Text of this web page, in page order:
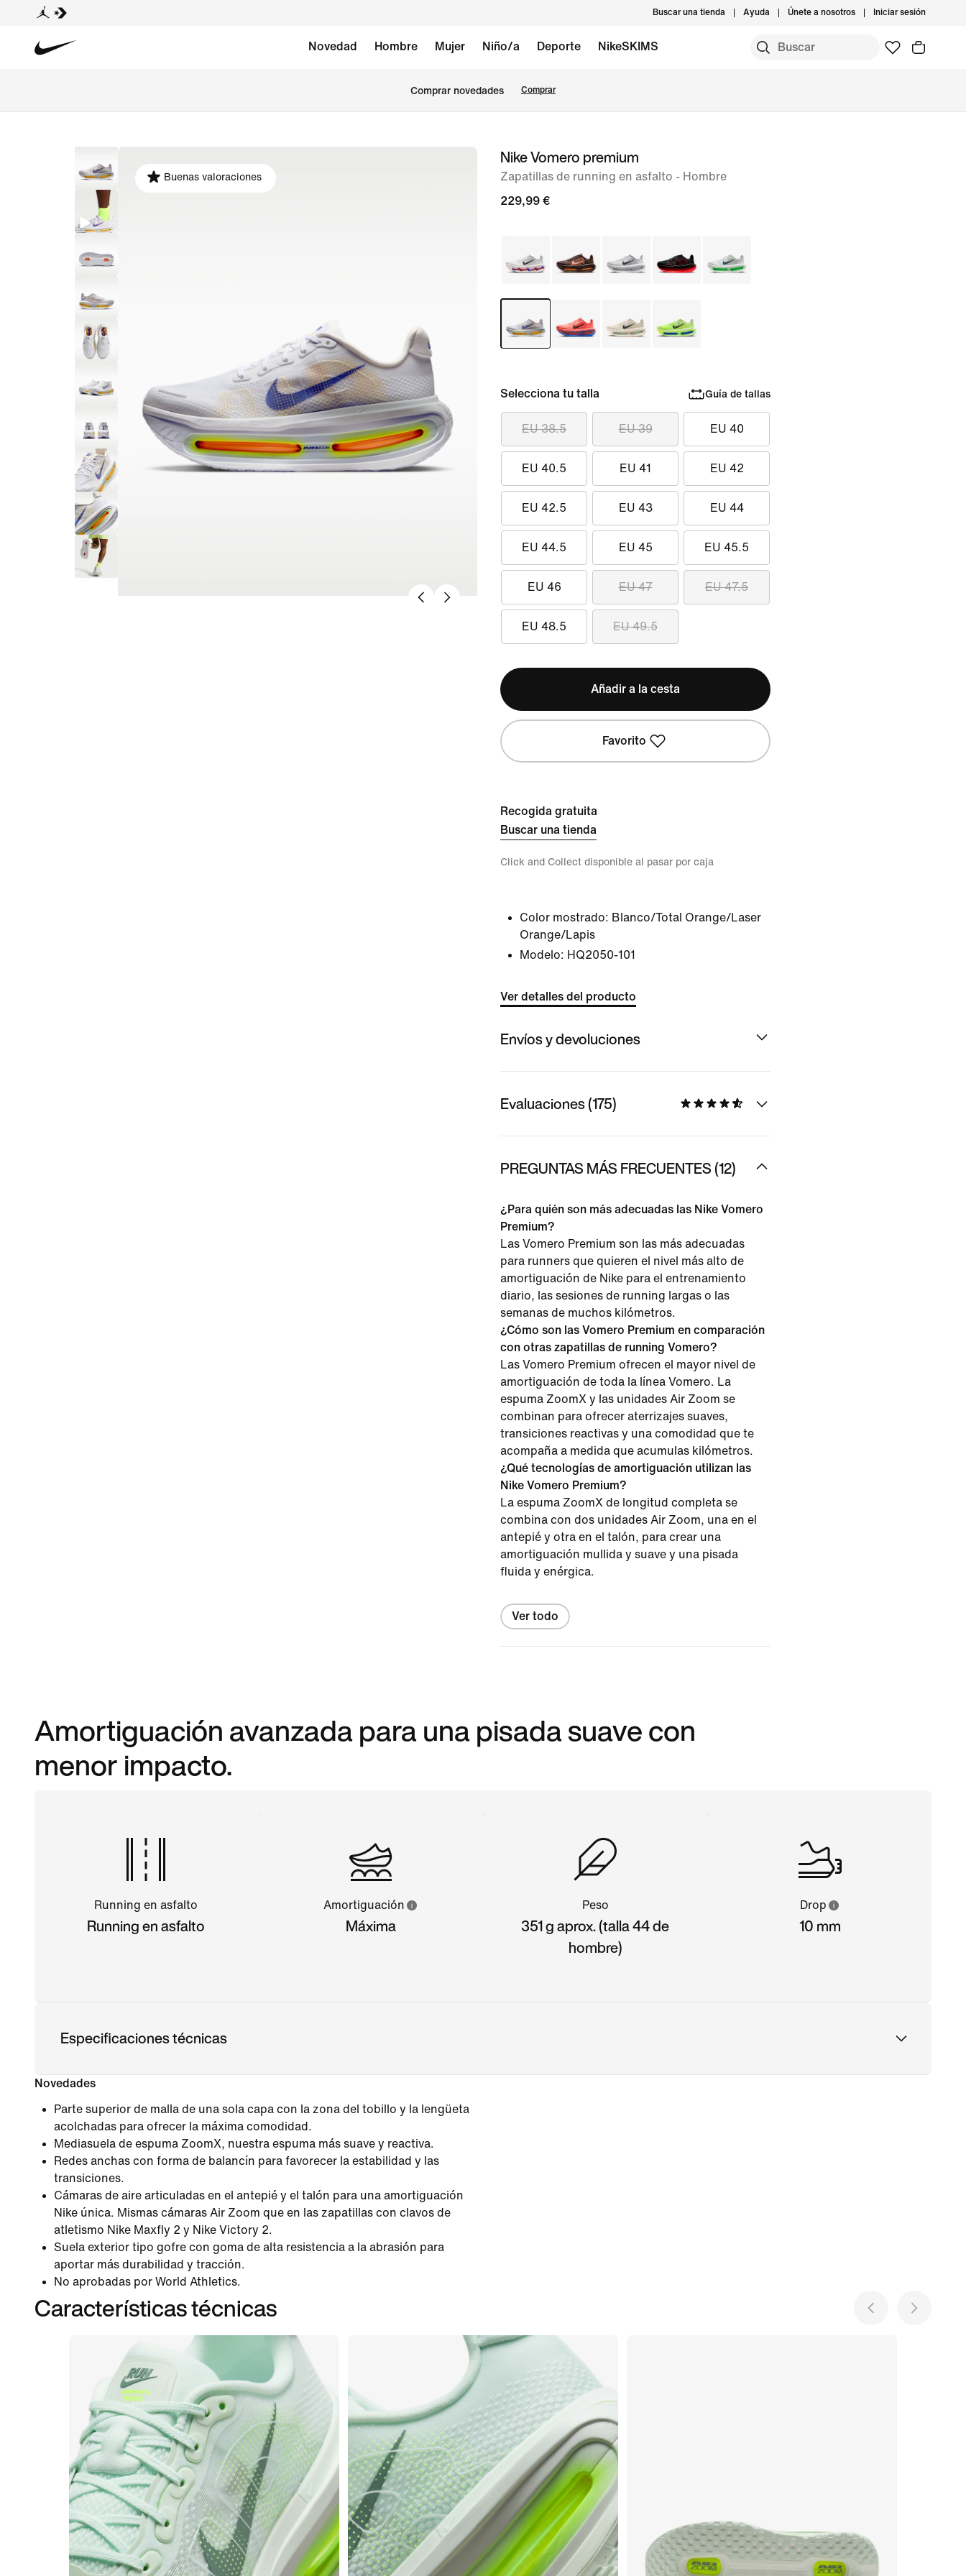
Buscar una tienda Ayuda Únete a nosotros Iniciar sesión
Novedad Hombre Mujer Niño/a Deporte NikeSKIMS
Comprar novedades Comprar
Imagen
Buenas valoraciones
Nike Vomero premium
Zapatillas de running en asfalto - Hombre
229,99 €
Selecciona tu talla Guía de tallas
EU 38.5 EU 39 EU 40
EU 40.5 EU 41 EU 42
EU 42.5 EU 43 EU 44
EU 44.5 EU 45 EU 45.5
EU 46 EU 47 EU 47.5
EU 48.5 EU 49.5
Añadir a la cesta
Favorito
Recogida gratuita
Buscar una tienda
Click and Collect disponible al pasar por caja
Color mostrado: Blanco/Total Orange/Laser
Orange/Lapis
Modelo: HQ2050-101
Ver detalles del producto
Envíos y devoluciones
Evaluaciones (175)
PREGUNTAS MÁS FRECUENTES (12)
¿Para quién son más adecuadas las Nike Vomero
Premium?
Las Vomero Premium son las más adecuadas
para runners que quieren el nivel más alto de
amortiguación de Nike para el entrenamiento
diario, las sesiones de running largas o las
semanas de muchos kilómetros.
¿Cómo son las Vomero Premium en comparación
con otras zapatillas de running Vomero?
Las Vomero Premium ofrecen el mayor nivel de
amortiguación de toda la línea Vomero. La
espuma ZoomX y las unidades Air Zoom se
combinan para ofrecer aterrizajes suaves,
transiciones reactivas y una comodidad que te
acompaña a medida que acumulas kilómetros.
¿Qué tecnologías de amortiguación utilizan las
Nike Vomero Premium?
La espuma ZoomX de longitud completa se
combina con dos unidades Air Zoom, una en el
antepié y otra en el talón, para crear una
amortiguación mullida y suave y una pisada
fluida y enérgica.
Ver todo
Amortiguación avanzada para una pisada suave con
menor impacto.
Running en asfalto
Running en asfalto
Amortiguación
Máxima
Peso
351 g aprox. (talla 44 de
hombre)
Drop
10 mm
Especificaciones técnicas
Novedades
Parte superior de malla de una sola capa con la zona del tobillo y la lengüeta
acolchadas para ofrecer la máxima comodidad.
Mediasuela de espuma ZoomX, nuestra espuma más suave y reactiva.
Redes anchas con forma de balancín para favorecer la estabilidad y las
transiciones.
Cámaras de aire articuladas en el antepié y el talón para una amortiguación
Nike única. Mismas cámaras Air Zoom que en las zapatillas con clavos de
atletismo Nike Maxfly 2 y Nike Victory 2.
Suela exterior tipo gofre con goma de alta resistencia a la abrasión para
aportar más durabilidad y tracción.
No aprobadas por World Athletics.
Características técnicas